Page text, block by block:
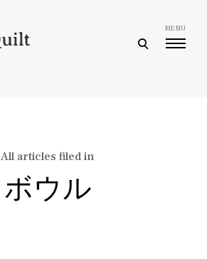
open
MENU
All articles filed in
ボウル